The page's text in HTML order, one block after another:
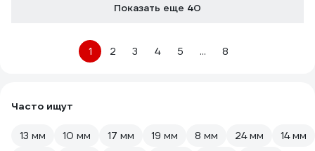
Показать еще 40
1 2 3 4 5 ... 8
Часто ищут
13 мм 10 мм 17 мм 19 мм 8 мм 24 мм
14 мм